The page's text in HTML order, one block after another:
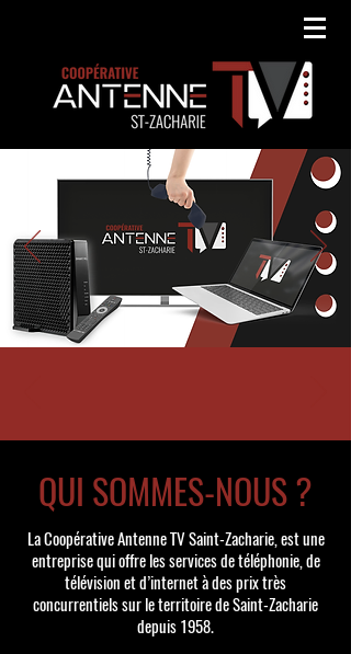
QUI SOMMES-NOUS ?
La Coopérative Antenne TV Saint-Zacharie, est une
entreprise qui offre les services de téléphonie, de
télévision et d’internet à des prix très
concurrentiels sur le territoire de Saint-Zacharie
depuis 1958.